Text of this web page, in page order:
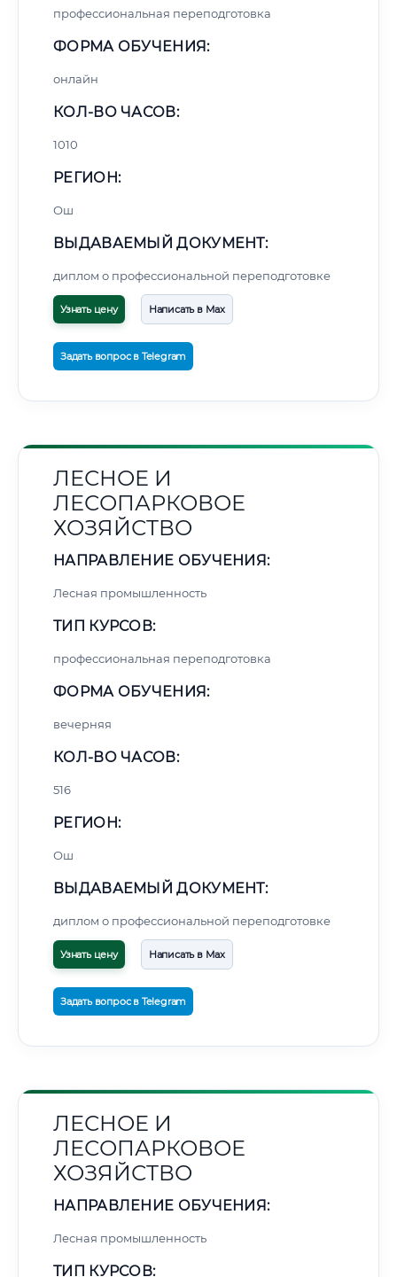
профессиональная переподготовка
ФОРМА ОБУЧЕНИЯ:
онлайн
КОЛ-ВО ЧАСОВ:
1010
РЕГИОН:
Ош
ВЫДАВАЕМЫЙ ДОКУМЕНТ:
диплом о профессиональной переподготовке
Узнать цену Написать в Max
Задать вопрос в Telegram
ЛЕСНОЕ И
ЛЕСОПАРКОВОЕ
ХОЗЯЙСТВО
НАПРАВЛЕНИЕ ОБУЧЕНИЯ:
Лесная промышленность
ТИП КУРСОВ:
профессиональная переподготовка
ФОРМА ОБУЧЕНИЯ:
вечерняя
КОЛ-ВО ЧАСОВ:
516
РЕГИОН:
Ош
ВЫДАВАЕМЫЙ ДОКУМЕНТ:
диплом о профессиональной переподготовке
Узнать цену Написать в Max
Задать вопрос в Telegram
ЛЕСНОЕ И
ЛЕСОПАРКОВОЕ
ХОЗЯЙСТВО
НАПРАВЛЕНИЕ ОБУЧЕНИЯ:
Лесная промышленность
ТИП КУРСОВ: